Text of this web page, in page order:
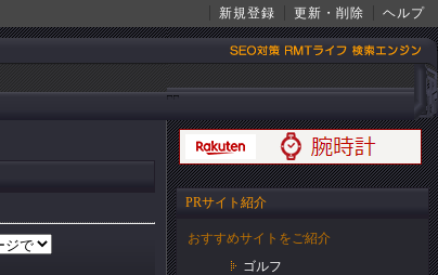
新規登録 更新・削除 ヘルプ
PRサイト紹介
おすすめサイトをご紹介
ゴルフ